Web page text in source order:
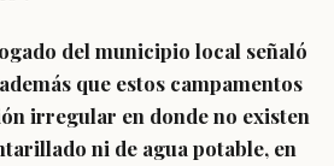
del municipio local señaló
que estos campamentos
irregular en donde no existen
ni de agua potable, en